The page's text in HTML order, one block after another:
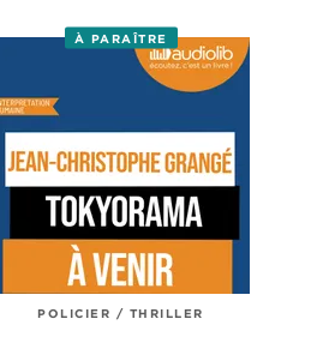
À PARAÎTRE
POLICIER / THRILLER